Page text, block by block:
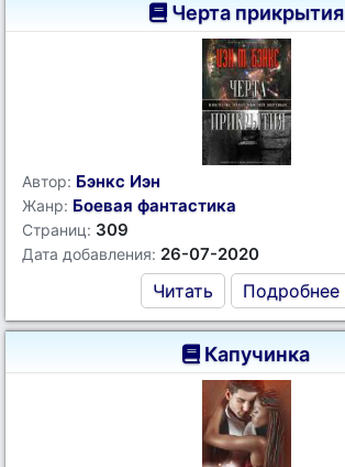
Черта прикрытия
Автор: Бэнкс Иэн
Жанр: Боевая фантастика
Страниц: 309
Дата добавления: 26-07-2020
Читать Подробнее
Капучинка